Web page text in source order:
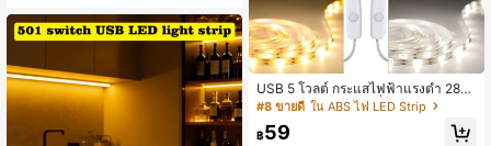
ากหลังทีวี, ทางเดิน, กระจก และสถานก
ารณ์อื่นๆ
USB 5 โวลต์ กระแสไฟฟ้าแรงต่ำ 283
5 RGB อบอุ่น สีขาว เดี่ยว สี อุณหภูมิ S
witch แถบไฟ LED , 1-5m 1 ชิ้น , 10 เ
มตร 2 ชิ้น สำหรับ ห้องนั่งเล่น , ห้องนอน
#8 ขายดี ใน ABS ไฟ LED Strip
฿59